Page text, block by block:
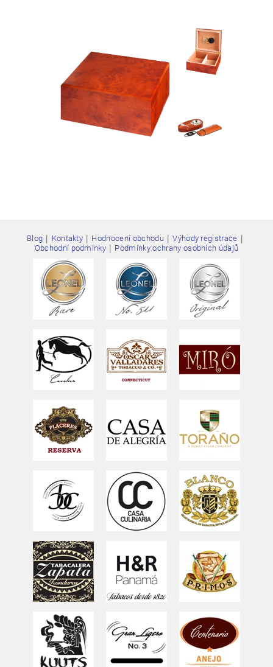
Vložením hodnocení souhlasíte spodmínkami ochrany
osobních údajů
Blog Kontakty Hodnocení obchodu Výhody registrace
Obchodní podmínky Podmínky ochrany osobních údajů